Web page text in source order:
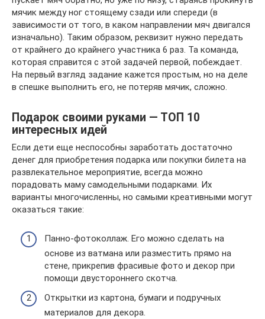
мячик между ног стоящему сзади или спереди (в
зависимости от того, в каком направлении мяч двигался
изначально). Таким образом, реквизит нужно передать
от крайнего до крайнего участника 6 раз. Та команда,
которая справится с этой задачей первой, побеждает.
На первый взгляд задание кажется простым, но на деле
в спешке выполнить его, не потеряв мячик, сложно.
Подарок своими руками — ТОП 10
интересных идей
Если дети еще неспособны заработать достаточно
денег для приобретения подарка или покупки билета на
развлекательное мероприятие, всегда можно
порадовать маму самодельными подарками. Их
варианты многочисленны, но самыми креативными могут
оказаться такие:
Панно-фотоколлаж. Его можно сделать на
основе из ватмана или разместить прямо на
стене, прикрепив фрасивые фото и декор при
помощи двустороннего скотча.
Открытки из картона, бумаги и подручных
материалов для декора.